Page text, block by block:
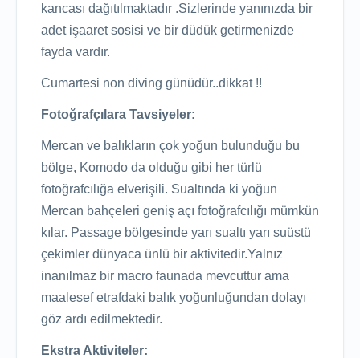
kancası dağıtılmaktadır .Sizlerinde yanınızda bir
adet işaaret sosisi ve bir düdük getirmenizde
fayda vardır.
Cumartesi non diving günüdür..dikkat !!
Fotoğrafçılara Tavsiyeler:
Mercan ve balıkların çok yoğun bulunduğu bu
bölge, Komodo da olduğu gibi her türlü
fotoğrafcılığa elverişili. Sualtında ki yoğun
Mercan bahçeleri geniş açı fotoğrafcılığı mümkün
kılar. Passage bölgesinde yarı sualtı yarı suüstü
çekimler dünyaca ünlü bir aktivitedir.Yalnız
inanılmaz bir macro faunada mevcuttur ama
maalesef etrafdaki balık yoğunluğundan dolayı
göz ardı edilmektedir.
Ekstra Aktiviteler: